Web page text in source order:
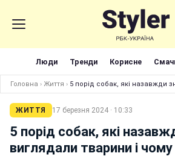
Люди Тренди Корисне
Головна › Життя › 5 порід собак, які назавжди
ЖИТТЯ 17 березня 2024 · 10:33
5 порід собак, які
виглядали тварини і